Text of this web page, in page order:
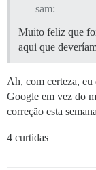
sam:
Muito feliz que
aqui que
Ah, com certeza,
Google em vez do
correção esta
4 curtidas